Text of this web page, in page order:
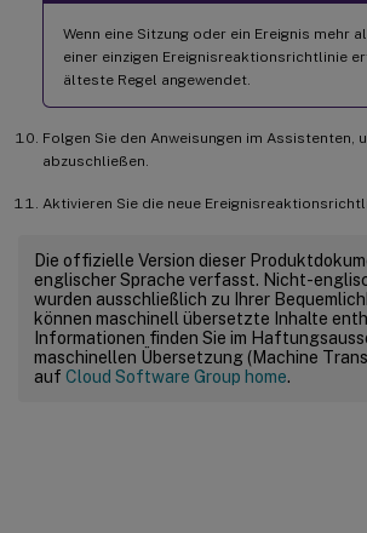
Wenn eine Sitzung oder ein Ereignis mehr
einer einzigen Ereignisreaktionsrichtlinie
älteste Regel angewendet.
Folgen Sie den Anweisungen im Assistenten,
abzuschließen.
Aktivieren Sie die neue
Die offizielle Version dieser
englischer Sprache verfasst. Nicht-
wurden ausschließlich zu Ihrer
können maschinell übersetzte Inhalte
Informationen finden Sie im
maschinellen Übersetzung (Machine
auf Cloud Software Group home.